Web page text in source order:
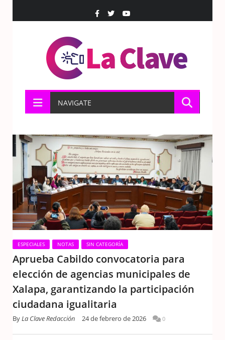
NAVIGATE
ESPECIALES NOTAS SIN CATEGORÍA
Aprueba Cabildo convocatoria para
elección de agencias municipales de
Xalapa, garantizando la participación
ciudadana igualitaria
ByLa Clave Redacción 24 de febrero de 2026 0